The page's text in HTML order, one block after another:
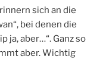
sich an die
bei denen die
ja, aber…“. Ganz so
aber. Wichtig